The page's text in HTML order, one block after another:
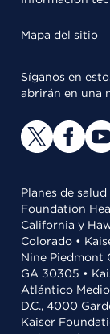
Mapa del sitio
Síganos en
abrirán en una
Planes de
Foundation
California y
Colorado •
Nine Piedmont
GA 30305 •
Atlántico
D.C., 4000
Kaiser